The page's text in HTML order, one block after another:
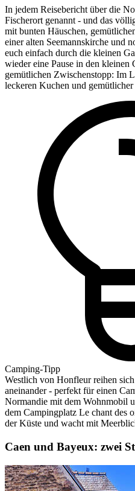
In jedem Reisebericht über die
Fischerort genannt - und das
mit bunten Häuschen,
einer alten Seemannskirche und
euch einfach durch die kleinen
wieder eine Pause in den kleinen
gemütlichen Zwischenstopp: Im
leckeren Kuchen und gemütlicher
Camping-Tipp
Westlich von Honfleur reihen
aneinander - perfekt für einen
Normandie mit dem Wohnmobil
dem Campingplatz Le chant des
der Küste und wacht mit
Caen und Bayeux: zwei